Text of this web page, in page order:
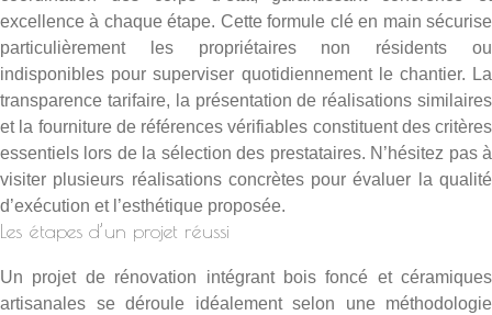
excellence à chaque étape. Cette formule clé en main sécurise
particulièrement les propriétaires non résidents ou
indisponibles pour superviser quotidiennement le chantier. La
transparence tarifaire, la présentation de réalisations similaires
et la fourniture de références vérifiables constituent des critères
essentiels lors de la sélection des prestataires. N’hésitez pas à
visiter plusieurs réalisations concrètes pour évaluer la qualité
d’exécution et l’esthétique proposée.
Les étapes d’un projet réussi
Un projet de rénovation intégrant bois foncé et céramiques
artisanales se déroule idéalement selon une méthodologie